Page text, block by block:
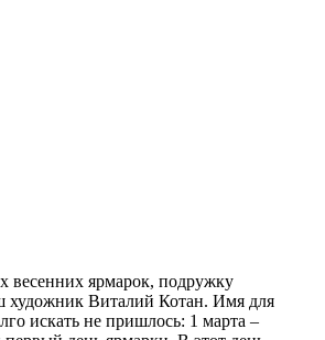
весенних ярмарок, подружку
Виталий Котан. Имя для
искать не пришлось: 1 марта –